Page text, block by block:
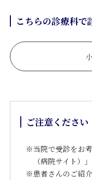
こちらの診療科で
ご注意ください
※当院で受診をお
（病院サイト）
※患者さんのご紹